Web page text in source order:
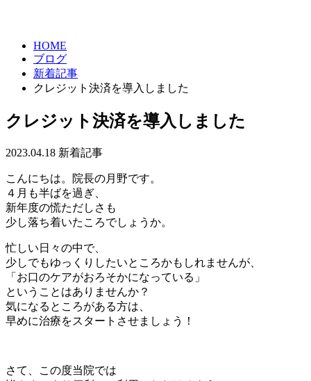
HOME
ブログ
新着記事
クレジット決済を導入しました
クレジット決済を導入しました
2023.04.18 新着記事
こんにちは。院長の月野です。
４月も半ばを過ぎ、
新年度の慌ただしさも
少し落ち着いたころでしょうか。
忙しい日々の中で、
少しでもゆっくりしたいところかもしれませんが、
「お口のケアがおろそかになっている」
ということはありませんか？
気になるところがある方は、
早めに治療をスタートさせましょう！
さて、この度当院では